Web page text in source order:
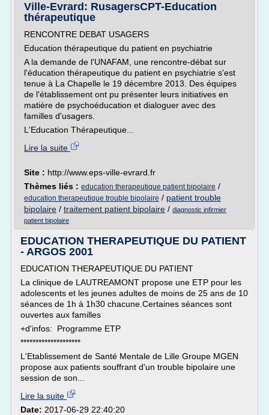
Ville-Evrard: RusagersCPT-Education
thérapeutique
RENCONTRE DEBAT USAGERS
Education thérapeutique du patient en psychiatrie
A la demande de l'UNAFAM, une rencontre-débat sur
l'éducation thérapeutique du patient en psychiatrie s'est
tenue à La Chapelle le 19 décembre 2013. Des équipes
de l'établissement ont pu présenter leurs initiatives en
matière de psychoéducation et dialoguer avec des
familles d'usagers.
L'Education Thérapeutique...
Lire la suite
Site : http://www.eps-ville-evrard.fr
Thèmes liés : education therapeutique patient bipolaire /
education therapeutique trouble bipolaire / patient trouble
bipolaire / traitement patient bipolaire / diagnostic infirmier
patient bipolaire
EDUCATION THERAPEUTIQUE DU PATIENT
- ARGOS 2001
EDUCATION THERAPEUTIQUE DU PATIENT
La clinique de LAUTREAMONT propose une ETP pour les
adolescents et les jeunes adultes de moins de 25 ans de 10
séances de 1h à 1h30 chacune.Certaines séances sont
ouvertes aux familles
+d'infos: Programme ETP
********************
L'Etablissement de Santé Mentale de Lille Groupe MGEN
propose aux patients souffrant d'un trouble bipolaire une
session de son...
Lire la suite
Date: 2017-06-29 22:40:20